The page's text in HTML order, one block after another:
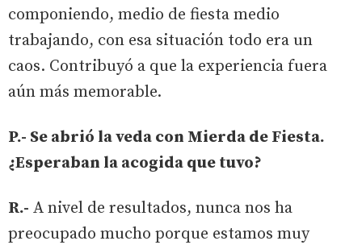
componiendo, medio de fiesta medio
trabajando, con esa situación todo era un
caos. Contribuyó a que la experiencia fuera
aún más memorable.
P.- Se abrió la veda con Mierda de Fiesta.
¿Esperaban la acogida que tuvo?
R.- A nivel de resultados, nunca nos ha
preocupado mucho porque estamos muy